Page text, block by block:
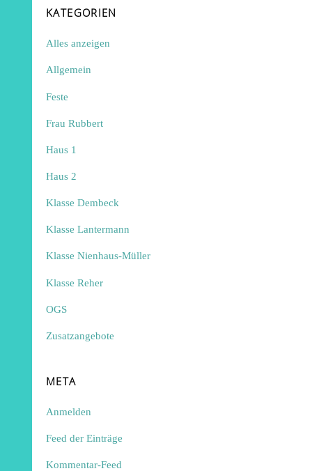
KATEGORIEN
Alles anzeigen
Allgemein
Feste
Frau Rubbert
Haus 1
Haus 2
Klasse Dembeck
Klasse Lantermann
Klasse Nienhaus-Müller
Klasse Reher
OGS
Zusatzangebote
META
Anmelden
Feed der Einträge
Kommentar-Feed